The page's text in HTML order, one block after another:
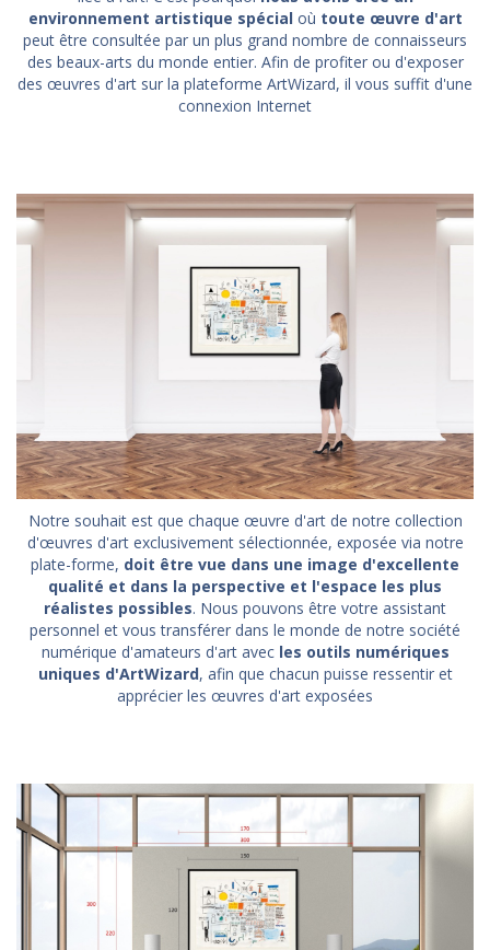
environnement artistique spécialoù toute œuvre d'art
peut être consultée par un plus grand nombre de connaisseurs
des beaux-arts du monde entier. Afin de profiter ou d'exposer
des œuvres d'art sur la plateforme ArtWizard, il vous suffit d'une
connexion Internet
Notre souhait est que chaque œuvre d'art de notre collection
d'œuvres d'art exclusivement sélectionnée, exposée via notre
plate-forme, doit être vue dans une image d'excellente
qualité et dans la perspective et l'espace les plus
réalistes possibles. Nous pouvons être votre assistant
personnel et vous transférer dans le monde de notre société
numérique d'amateurs d'art avec les outils numériques
uniques d'ArtWizard, afin que chacun puisse ressentir et
apprécier les œuvres d'art exposées